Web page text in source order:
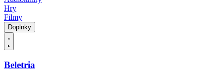
Hry
Filmy
Doplnky
Beletria